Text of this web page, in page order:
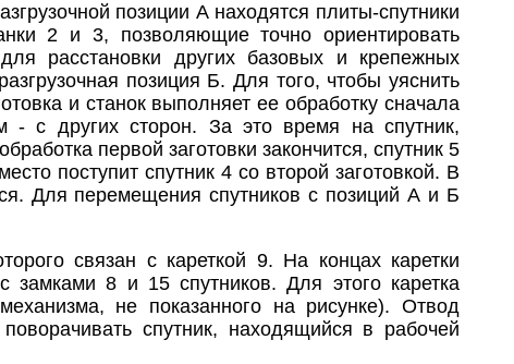
позиции А находятся плиты-спутники
2 и 3, позволяющие точно ориентировать
расстановки других базовых и крепежных
позиция Б. Для того, чтобы уяснить
и станок выполняет ее обработку сначала
- с других сторон. За это время на спутник,
первой заготовки закончится, спутник 5
поступит спутник 4 со второй заготовкой. В
Для перемещения спутников с позиций А и Б
связан с кареткой 9. На концах каретки
8 и 15 спутников. Для этого каретка
не показанного на рисунке). Отвод
спутник, находящийся в рабочей